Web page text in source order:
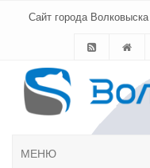
Сайт города
МЕНЮ